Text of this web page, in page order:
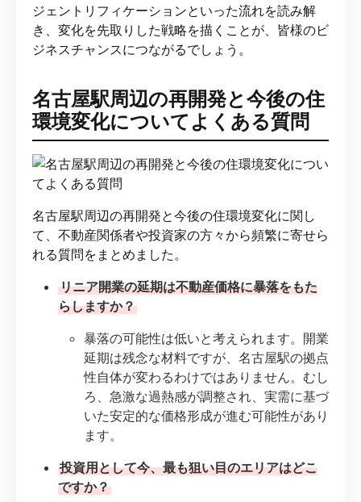
ジェントリフィケーションといった流れを読み解
き、変化を先取りした戦略を描くことが、皆様のビ
ジネスチャンスにつながるでしょう。
名古屋駅周辺の再開発と今後の住
環境変化についてよくある質問
名古屋駅周辺の再開発と今後の住環境変化に関し
て、不動産関係者や投資家の方々から頻繁に寄せら
れる質問をまとめました。
リニア開業の延期は不動産価格に暴落をもた
らしますか？
暴落の可能性は低いと考えられます。開業
延期は残念な材料ですが、名古屋駅の拠点
性自体が変わるわけではありません。むし
ろ、急激な過熱感が調整され、実需に基づ
いた安定的な価格形成が進む可能性があり
ます。
投資用として今、最も狙い目のエリアはどこ
ですか？